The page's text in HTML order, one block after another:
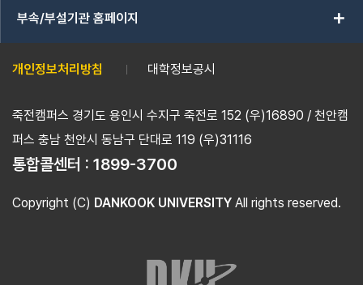
부속/부설기관 홈페이지 add
개인정보처리방침 대학정보공시
죽전캠퍼스 경기도 용인시 수지구 죽전로 152 (우)16890 / 천안캠
퍼스 충남 천안시 동남구 단대로 119 (우)31116
통합콜센터 : 1899-3700
Copyright (C) DANKOOK UNIVERSITY All rights reserved.